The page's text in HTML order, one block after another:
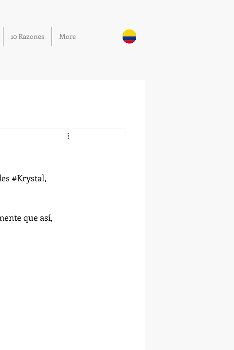
10 Razones More
#Krystal,
que así,